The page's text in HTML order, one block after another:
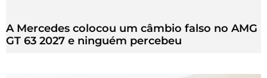
A Mercedes colocou um câmbio falso no AMG
GT 63 2027 e ninguém percebeu